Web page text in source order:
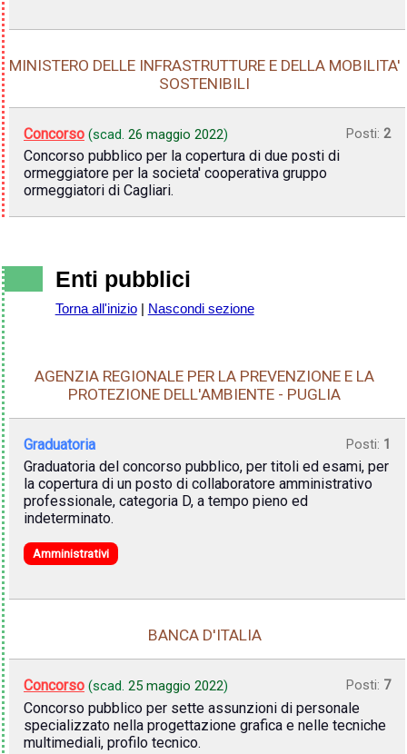
MINISTERO DELLE INFRASTRUTTURE E DELLA MOBILITA'
SOSTENIBILI
Concorso (scad. 26 maggio 2022) Posti: 2
Concorso pubblico per la copertura di due posti di
ormeggiatore per la societa' cooperativa gruppo
ormeggiatori di Cagliari.
Enti pubblici
Torna all'inizio| Nascondi sezione
AGENZIA REGIONALE PER LA PREVENZIONE E LA
PROTEZIONE DELL'AMBIENTE - PUGLIA
Graduatoria Posti: 1
Graduatoria del concorso pubblico, per titoli ed esami, per
la copertura di un posto di collaboratore amministrativo
professionale, categoria D, a tempo pieno ed
indeterminato.
Amministrativi
BANCA D'ITALIA
Concorso (scad. 25 maggio 2022) Posti: 7
Concorso pubblico per sette assunzioni di personale
specializzato nella progettazione grafica e nelle tecniche
multimediali, profilo tecnico.